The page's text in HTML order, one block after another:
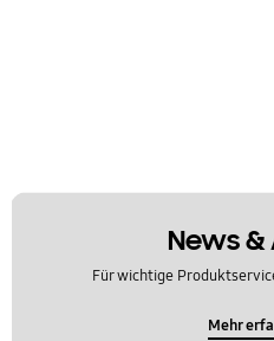
News &
Für wichtige
Mehr